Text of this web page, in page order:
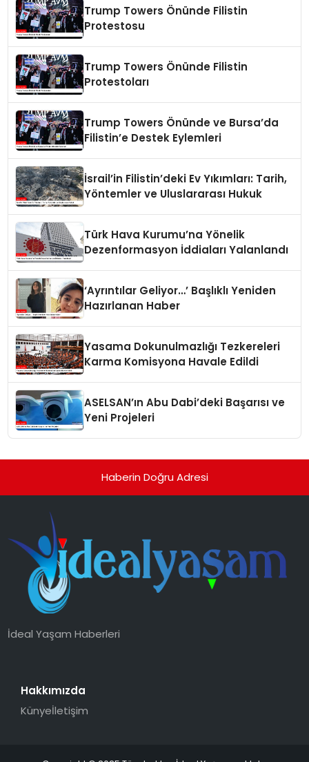
Trump Towers Önünde Filistin
Protestosu
Trump Towers Önünde Filistin
Protestoları
Trump Towers Önünde ve Bursa’da
Filistin’e Destek Eylemleri
İsrail’in Filistin’deki Ev Yıkımları: Tarih,
Yöntemler ve Uluslararası Hukuk
Türk Hava Kurumu’na Yönelik
Dezenformasyon İddiaları Yalanlandı
‘Ayrıntılar Geliyor…’ Başlıklı Yeniden
Hazırlanan Haber
Yasama Dokunulmazlığı Tezkereleri
Karma Komisyona Havale Edildi
ASELSAN’ın Abu Dabi’deki Başarısı ve
Yeni Projeleri
Haberin Doğru Adresi
İdeal Yaşam Haberleri
Hakkımızda
Künyeİletişim